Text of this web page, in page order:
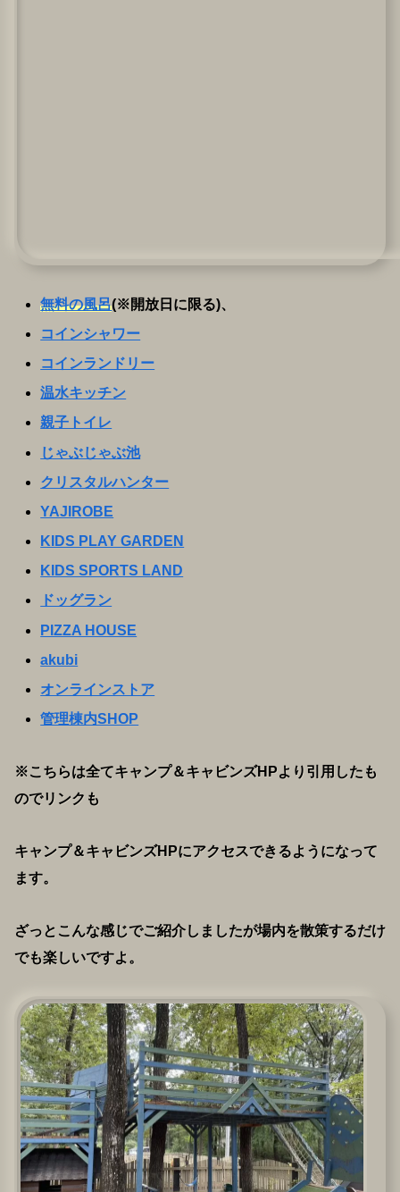
無料の風呂(※開放日に限る)、
コインシャワー
コインランドリー
温水キッチン
親子トイレ
じゃぶじゃぶ池
クリスタルハンター
YAJIROBE
KIDS PLAY GARDEN
KIDS SPORTS LAND
ドッグラン
PIZZA HOUSE
akubi
オンラインストア
管理棟内SHOP
※こちらは全てキャンプ＆キャビンズHPより引用したも
のでリンクも
キャンプ＆キャビンズHPにアクセスできるようになって
ます。
ざっとこんな感じでご紹介しましたが場内を散策するだけ
でも楽しいですよ。